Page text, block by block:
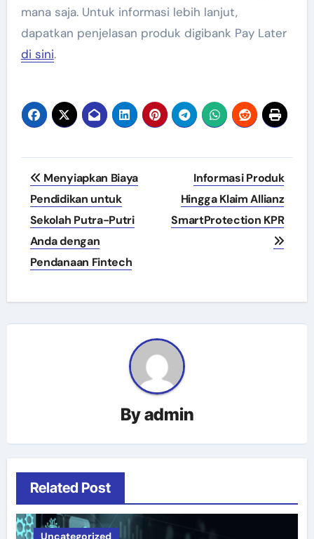
mana saja. Untuk informasi lebih lanjut,
dapatkan penjelasan produk digibank Pay Later
di sini.
Navigasi
pos
Menyiapkan Biaya
Pendidikan untuk
Sekolah Putra-Putri
Anda dengan
Pendanaan Fintech
Informasi Produk
Hingga Klaim Allianz
SmartProtection KPR
Byadmin
Related Post
Uncategorized